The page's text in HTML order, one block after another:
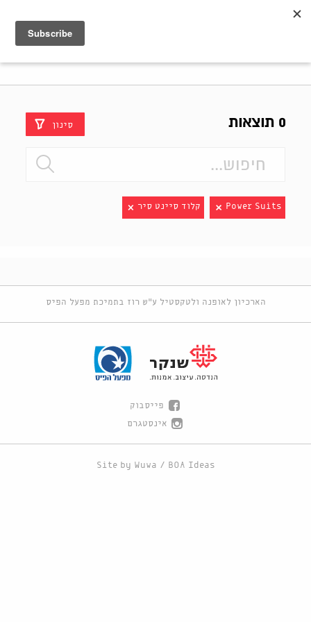
0 תוצאות סינון
Power Suits קלוד סיינט סיר
הארכיון לאופנה ולטקסטיל ע"ש רוז בתמיכת מפעל הפיס
פייסבוק
אינסטגרם
Site by Wuwa / BOA Ideas